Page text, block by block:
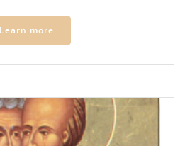
Learn more